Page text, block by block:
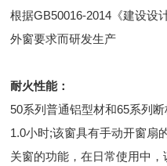
根据GB50016-2014《建设设
外窗要求而研发生产
耐火性能：
50系列普通铝型材和65系列
1.0小时;该窗具有手动开窗扇
关窗的功能，在日常使用中